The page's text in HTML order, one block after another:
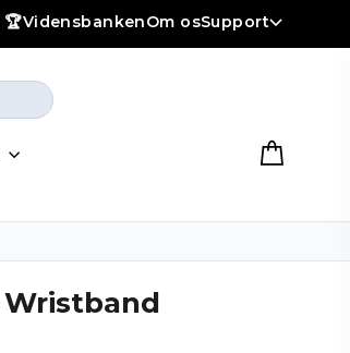
VidensbankenOm osSupport